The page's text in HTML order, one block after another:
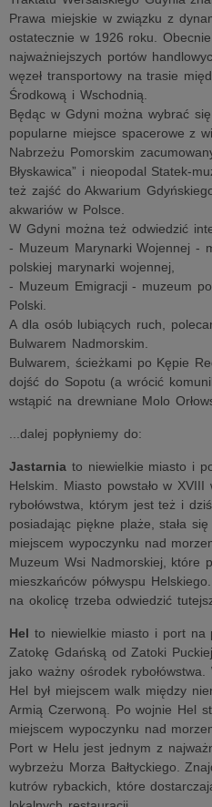
Prawa miejskie w związku z
ostatecznie w 1926 roku.
najważniejszych portów
węzeł transportowy na trasie
Środkową i Wschodnią.
Będąc w Gdyni można wybrać
popularne miejsce spacerowe z
Nabrzeżu Pomorskim
Błyskawica” i nieopodal Statek-
też zajść do Akwarium
akwariów w Polsce.
W Gdyni można też odwiedzić
- Muzeum Marynarki Wojennej -
polskiej marynarki wojennej,
- Muzeum Emigracji - muzeum
Polski.
A dla osób lubiących ruch,
Bulwarem Nadmorskim.
Bulwarem, ścieżkami po Kępie
dojść do Sopotu (a wrócić
wstąpić na drewniane Molo
...dalej popłyniemy do:
Jastarnia to niewielkie miasto i
Helskim. Miasto powstało w
rybołówstwa, którym jest też i
posiadając piękne plaże, stała
miejscem wypoczynku nad
Muzeum Wsi Nadmorskiej, które
mieszkańców półwyspu
na okolicę trzeba odwiedzić
Hel to niewielkie miasto i port na
Zatokę Gdańską od Zatoki
jako ważny ośrodek
Hel był miejscem walk między
Armią Czerwoną. Po wojnie Hel
miejscem wypoczynku nad
Port w Helu jest jednym z
wybrzeżu Morza Bałtyckiego.
kutrów rybackich, które